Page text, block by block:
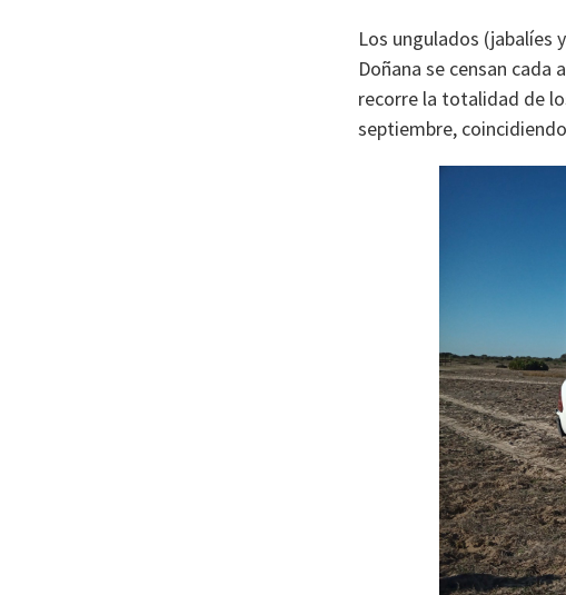
Los ungulados (jabalíes
Doñana se censan
recorre la totalidad de
septiembre,